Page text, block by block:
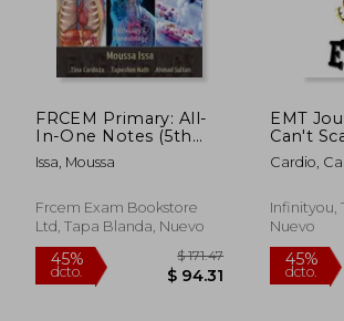
40%
dcto. $ 22.27
FRCEM Primary: All-
In-One Notes (5th
Edition, Black&White)
(en Inglés)
Issa, Moussa
Frcem Exam Bookstore
Ltd, Tapa Blanda, Nuevo
EMT
Can't
EMT (en
Cardio,
Infinityou,
Nuevo